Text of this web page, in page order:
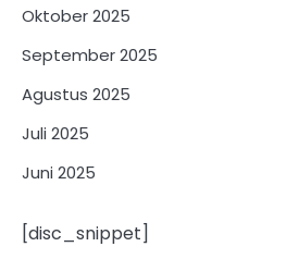
Oktober 2025
September 2025
Agustus 2025
Juli 2025
Juni 2025
[disc_snippet]